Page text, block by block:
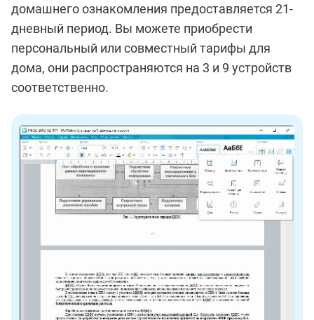
домашнего ознакомления предоставляется 21-
дневный период. Вы можете приобрести
персональный или совместный тарифы для
дома, они распространяются на 3 и 9 устройств
соответственно.